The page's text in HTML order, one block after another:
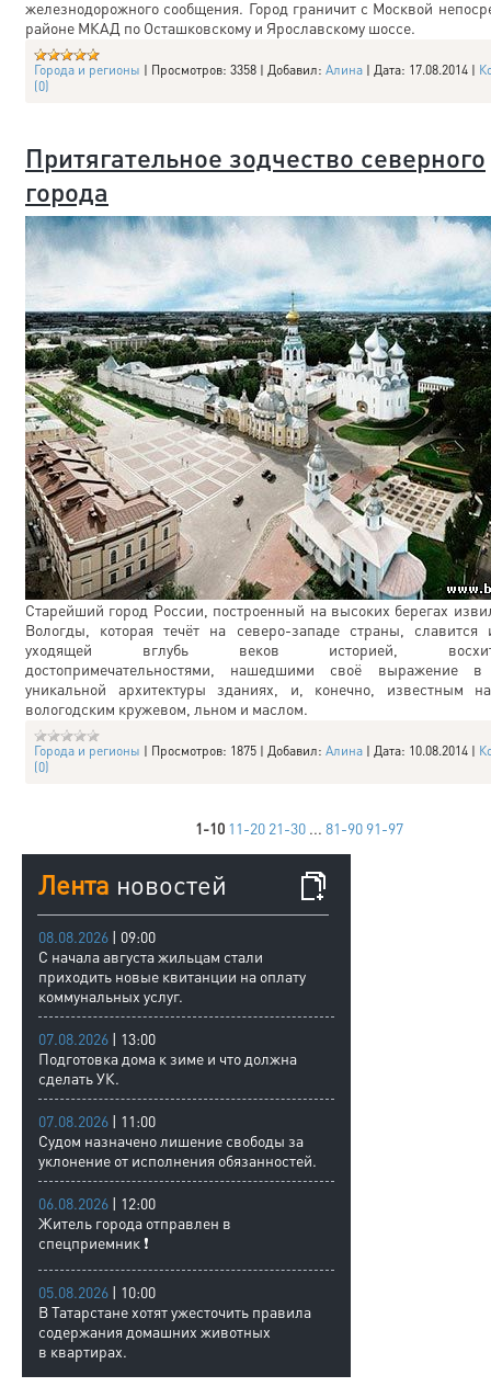
железнодорожного сообщения. Город граничит с Москвой
районе МКАД по Осташковскому и Ярославскому шоссе.
Города и регионы | Просмотров: 3358 | Добавил: Алина | Дата: 17.08.2014 |
(0)
Притягательное зодчество северного
города
Старейший город России, построенный на высоких берегах
Вологды, которая течёт на северо-западе страны, славится
уходящей вглубь веков историей,
достопримечательностями, нашедшими своё выражение в
уникальной архитектуры зданиях, и, конечно, известным
вологодским кружевом, льном и маслом.
Города и регионы | Просмотров: 1875 | Добавил: Алина | Дата: 10.08.2014 |
(0)
1-10 11-20 21-30 ... 81-90 91-97
Лента новостей
08.08.2026 | 09:00
С начала августа жильцам стали
приходить новые квитанции на оплату
коммунальных услуг.
07.08.2026 | 13:00
Подготовка дома к зиме и что должна
сделать УК.
07.08.2026 | 11:00
Судом назначено лишение свободы за
уклонение от исполнения обязанностей.
06.08.2026 | 12:00
Житель города отправлен в
спецприемник ❗
05.08.2026 | 10:00
В Татарстане хотят ужесточить правила
содержания домашних животных
в квартирах.